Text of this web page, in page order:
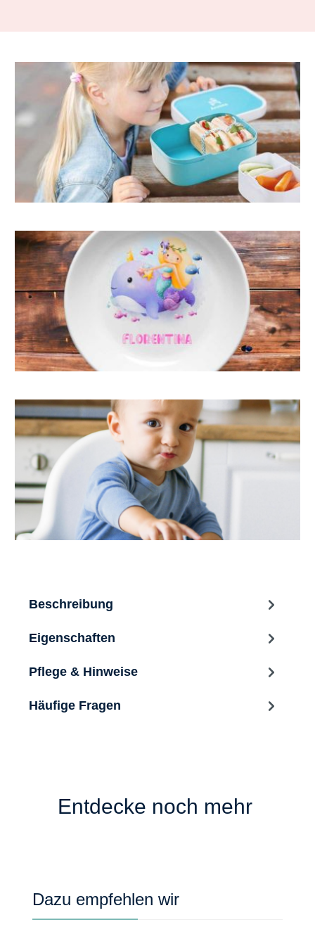
Beschreibung
Eigenschaften
Pflege & Hinweise
Häufige Fragen
Entdecke noch mehr
Produktgalerie überspringen
Dazu empfehlen wir